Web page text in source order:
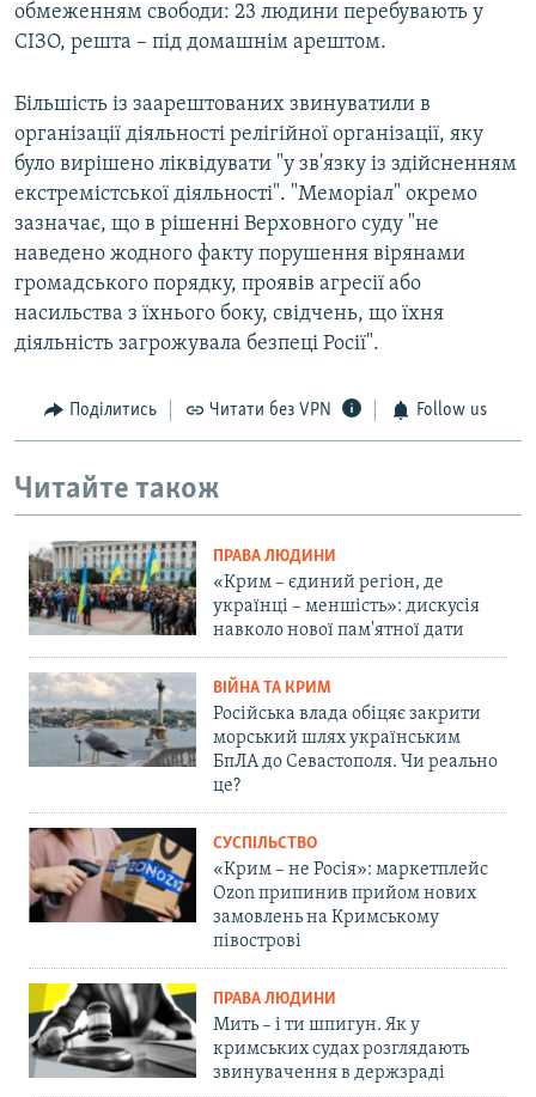
обмеженням свободи: 23 людини перебувають у
СІЗО, решта – під домашнім арештом.
Більшість із заарештованих звинуватили в
організації діяльності релігійної організації, яку
було вирішено ліквідувати "у зв'язку із здійсненням
екстремістської діяльності". "Меморіал" окремо
зазначає, що в рішенні Верховного суду "не
наведено жодного факту порушення вірянами
громадського порядку, проявів агресії або
насильства з їхнього боку, свідчень, що їхня
діяльність загрожувала безпеці Росії".
Поділитись Читати без VPN Follow us
Читайте також
ПРАВА ЛЮДИНИ
«Крим – єдиний регіон, де
українці – меншість»: дискусія
навколо нової пам'ятної дати
ВІЙНА ТА КРИМ
Російська влада обіцяє закрити
морський шлях українським
БпЛА до Севастополя. Чи реально
це?
СУСПІЛЬСТВО
«Крим – не Росія»: маркетплейс
Ozon припинив прийом нових
замовлень на Кримському
півострові
ПРАВА ЛЮДИНИ
Мить – і ти шпигун. Як у
кримських судах розглядають
звинувачення в держзраді